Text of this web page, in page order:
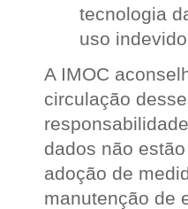
tecnologia
uso
A IMOC
circulação
dados não
adoção de
manutenção de